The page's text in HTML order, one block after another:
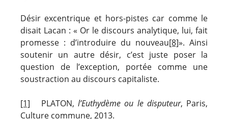
Désir excentrique et hors-pistes car comme le
disait Lacan : « Or le discours analytique, lui, fait
promesse : d’introduire du nouveau[8]». Ainsi
soutenir un autre désir, c’est juste poser la
question de l’exception, portée comme une
soustraction au discours capitaliste.
[1] PLATON, l’Euthydème ou le disputeur, Paris,
Culture commune, 2013.